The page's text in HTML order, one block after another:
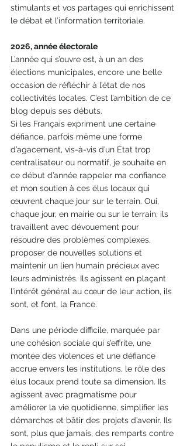
stimulants et vos partages qui enrichissent
le débat et l’information territoriale.
2026, année électorale
L’année qui s’ouvre est, à un an des
élections municipales, encore une belle
occasion de réfléchir à l’état de nos
collectivités locales. C’est l’ambition de ce
blog depuis ses débuts.
Si les Français expriment une certaine
défiance, parfois même une forme
d’agacement, vis-à-vis d’un État trop
centralisateur ou normatif, je souhaite en
ce début d’année rappeler ma confiance
et mon soutien à ces élus locaux qui
œuvrent chaque jour sur le terrain. Oui,
chaque jour, en mairie ou sur le terrain, ils
travaillent avec dévouement pour
résoudre des problèmes complexes,
proposer de nouvelles solutions et
maintenir un lien humain précieux avec
leurs administrés. Ils agissent en plaçant
l’intérêt général au cœur de leur action, ils
sont, et font, la France.
Dans une période difficile, marquée par
une cohésion sociale qui s’effrite, une
montée des violences et une défiance
accrue envers les institutions, le rôle des
élus locaux prend toute sa dimension. Ils
agissent avec pragmatisme pour
améliorer la vie quotidienne, simplifier les
démarches et bâtir des projets d’avenir. Ils
sont, plus que jamais, des remparts contre